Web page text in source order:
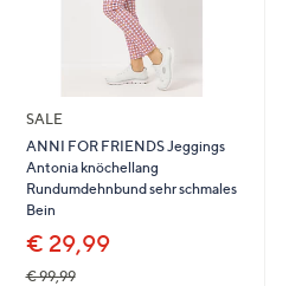
SALE
ANNI FOR FRIENDS Jeggings
Antonia knöchellang
Rundumdehnbund sehr schmales
Bein
€ 29,99
€ 99,99